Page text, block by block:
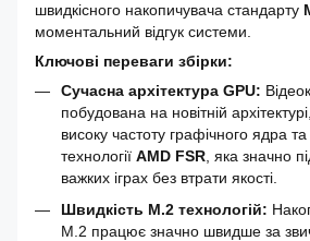
швидкісного накопичувача стандарту
моментальний відгук системи.
Ключові переваги збірки:
Сучасна архітектура GPU:
побудована на новітній
високу частоту графічного ядра
технології AMD FSR, яка значно
важких іграх без втрати якості.
Швидкість M.2 технологій:
M.2 працює значно швидше за